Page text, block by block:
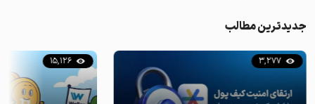
جدیدترین مطالب
3,277
15,126